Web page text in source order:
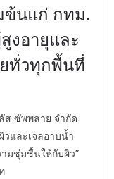
ข้นแก่ กทม.
งอายุและ
ทั่วทุกพื้นที่
ส ซัพพลาย จำกัด
และเจลอาบน้ำ
มชุ่มชื้นให้กับผิว”